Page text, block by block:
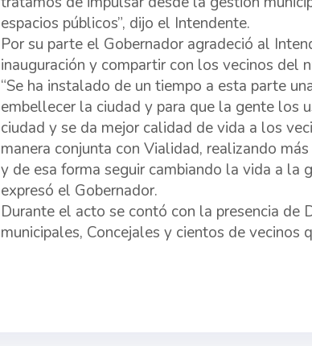
espacios públicos”, dijo el Intendente.
Por su parte el Gobernador agradeció al
inauguración y compartir con los vecinos del
“Se ha instalado de un tiempo a esta parte
embellecer la ciudad y para que la gente los
ciudad y se da mejor calidad de vida a los
manera conjunta con Vialidad, realizando
y de esa forma seguir cambiando la vida a la
expresó el Gobernador.
Durante el acto se contó con la presencia de
municipales, Concejales y cientos de vecinos